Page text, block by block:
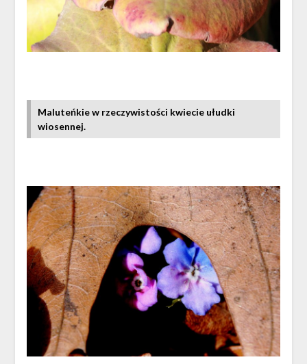
Maluteńkie w rzeczywistości kwiecie ułudki
wiosennej.